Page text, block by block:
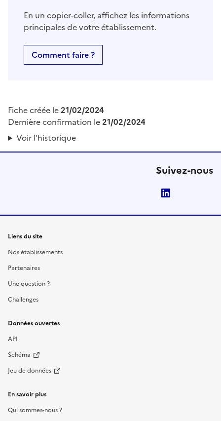
En un copier-coller, affichez les informations
principales de votre établissement.
Comment faire ?
Fiche créée le21/02/2024
Dernière confirmation le21/02/2024
Voir l'historique
Suivez-nous
Liens du site
Nos établissements
Partenaires
Une question ?
Challenges
Données ouvertes
API
Schéma
Jeu de données
En savoir plus
Qui sommes-nous ?